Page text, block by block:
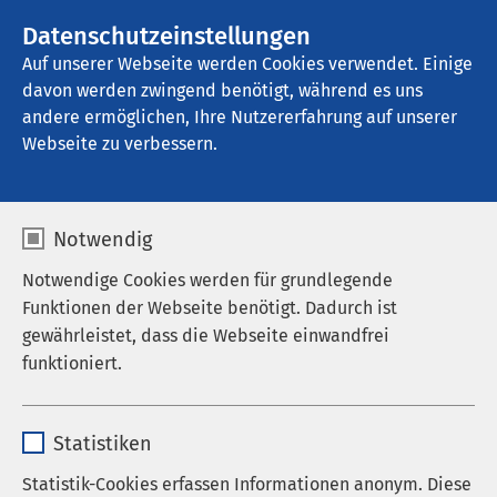
Datenschutzeinstellungen
Auf unserer Webseite werden Cookies verwendet. Einige
davon werden zwingend benötigt, während es uns
andere ermöglichen, Ihre Nutzererfahrung auf unserer
Webseite zu verbessern.
Notwendig
Notwendige Cookies werden für grundlegende
Funktionen der Webseite benötigt. Dadurch ist
gewährleistet, dass die Webseite einwandfrei
funktioniert.
Anbieter sgalinski
Statistiken
Statistik-Cookies erfassen Informationen anonym. Diese
AMEOS Klinikum Lübeck - Klinik für
Psychiatrie und Psychotherapie
Lageplan